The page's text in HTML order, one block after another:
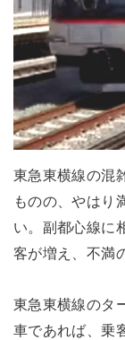
東急東横線の混
ものの、やはり
い。副都心線に
客が増え、不満
東急東横線のタ
車であれば、乗